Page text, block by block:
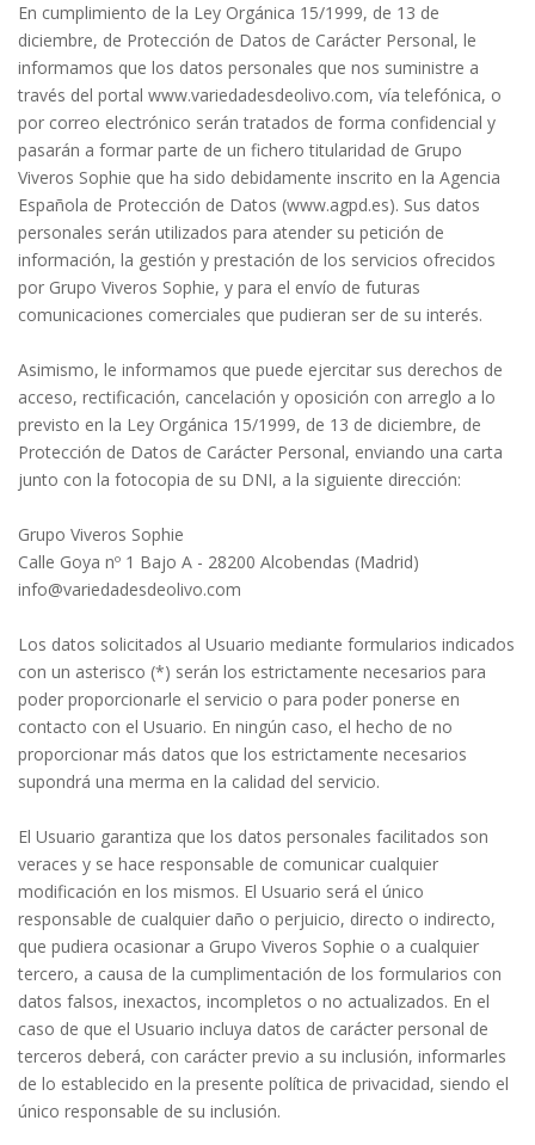
En cumplimiento de la Ley Orgánica 15/1999, de 13 de
diciembre, de Protección de Datos de Carácter Personal, le
informamos que los datos personales que nos suministre a
través del portal www.variedadesdeolivo.com, vía telefónica, o
por correo electrónico serán tratados de forma confidencial y
pasarán a formar parte de un fichero titularidad de Grupo
Viveros Sophie que ha sido debidamente inscrito en la Agencia
Española de Protección de Datos (www.agpd.es). Sus datos
personales serán utilizados para atender su petición de
información, la gestión y prestación de los servicios ofrecidos
por Grupo Viveros Sophie, y para el envío de futuras
comunicaciones comerciales que pudieran ser de su interés.
Asimismo, le informamos que puede ejercitar sus derechos de
acceso, rectificación, cancelación y oposición con arreglo a lo
previsto en la Ley Orgánica 15/1999, de 13 de diciembre, de
Protección de Datos de Carácter Personal, enviando una carta
junto con la fotocopia de su DNI, a la siguiente dirección:
Grupo Viveros Sophie
Calle Goya nº 1 Bajo A - 28200 Alcobendas (Madrid)
info@variedadesdeolivo.com
Los datos solicitados al Usuario mediante formularios indicados
con un asterisco (*) serán los estrictamente necesarios para
poder proporcionarle el servicio o para poder ponerse en
contacto con el Usuario. En ningún caso, el hecho de no
proporcionar más datos que los estrictamente necesarios
supondrá una merma en la calidad del servicio.
El Usuario garantiza que los datos personales facilitados son
veraces y se hace responsable de comunicar cualquier
modificación en los mismos. El Usuario será el único
responsable de cualquier daño o perjuicio, directo o indirecto,
que pudiera ocasionar a Grupo Viveros Sophie o a cualquier
tercero, a causa de la cumplimentación de los formularios con
datos falsos, inexactos, incompletos o no actualizados. En el
caso de que el Usuario incluya datos de carácter personal de
terceros deberá, con carácter previo a su inclusión, informarles
de lo establecido en la presente política de privacidad, siendo el
único responsable de su inclusión.